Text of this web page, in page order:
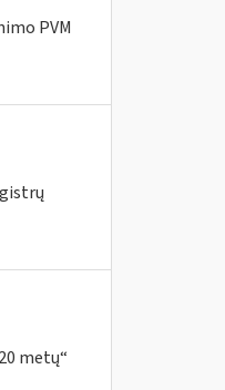
PVM
metų“